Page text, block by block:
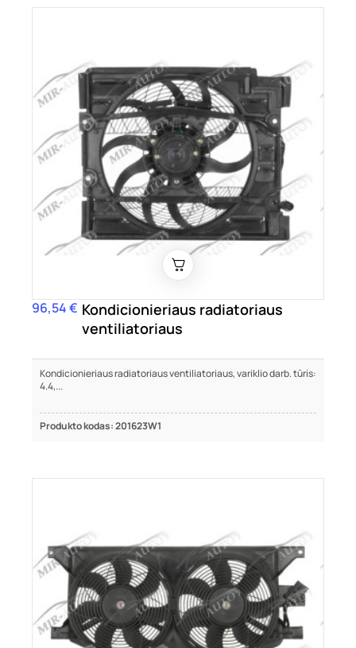
Kaina
96,54 € Kondicionieriaus radiatoriaus
ventiliatoriaus
Kondicionieriaus radiatoriaus ventiliatoriaus, variklio darb. tūris:
4.4,...
Produkto kodas: 201623W1